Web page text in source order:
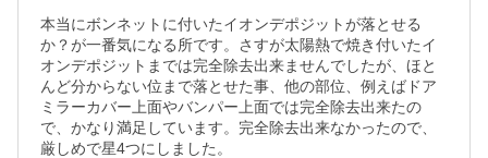
本当にボンネットに付いたイオンデポジットが落とせる
か？が一番気になる所です。さすが太陽熱で焼き付いたイ
オンデポジットまでは完全除去出来ませんでしたが、ほと
んど分からない位まで落とせた事、他の部位、例えばドア
ミラーカバー上面やバンパー上面では完全除去出来たの
で、かなり満足しています。完全除去出来なかったので、
厳しめで星4つにしました。